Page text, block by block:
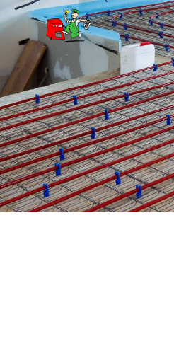
Panneau de gestion des cookies